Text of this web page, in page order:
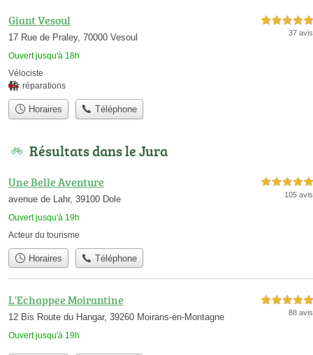
Giant Vesoul
17 Rue de Praley, 70000 Vesoul
Ouvert jusqu'à 18h
5,0 étoiles sur 5
37 avis
Vélociste
réparations
Horaires Téléphone
Résultats dans le Jura
Une Belle Aventure
avenue de Lahr, 39100 Dole
Ouvert jusqu'à 19h
5,0 étoiles sur 5
105 avis
Acteur du tourisme
Horaires Téléphone
L'Echappee Moirantine
12 Bis Route du Hangar, 39260 Moirans-en-Montagne
Ouvert jusqu'à 19h
5,0 étoiles sur 5
88 avis